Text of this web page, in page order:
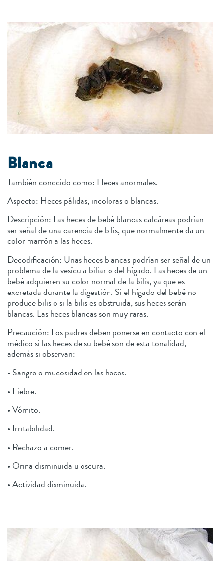
Blanca
También conocido como: Heces anormales.
Aspecto: Heces pálidas, incoloras o blancas.
Descripción: Las heces de bebé blancas calcáreas podrían
ser señal de una carencia de bilis, que normalmente da un
color marrón a las heces.
Decodificación: Unas heces blancas podrían ser señal de un
problema de la vesícula biliar o del hígado. Las heces de un
bebé adquieren su color normal de la bilis, ya que es
excretada durante la digestión. Si el hígado del bebé no
produce bilis o si la bilis es obstruida, sus heces serán
blancas. Las heces blancas son muy raras.
Precaución: Los padres deben ponerse en contacto con el
médico si las heces de su bebé son de esta tonalidad,
además si observan:
• Sangre o mucosidad en las heces.
• Fiebre.
• Vómito.
• Irritabilidad.
• Rechazo a comer.
• Orina disminuida u oscura.
• Actividad disminuida.